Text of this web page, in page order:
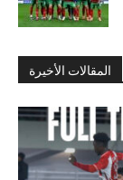
المقالات الأخيرة